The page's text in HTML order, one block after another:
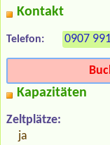
Kontakt
Telefon: 0907
Kapazitäten
Zeltplätze:
ja